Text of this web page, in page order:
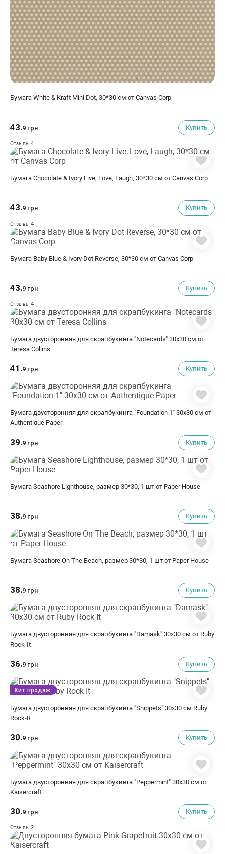
Бумага White & Kraft Mini Dot, 30*30 см от Canvas Corp
43.9 грн Купить
Отзывы 4
Бумага Chocolate & Ivory Live, Love, Laugh, 30*30 см от Canvas Corp
43.9 грн Купить
Отзывы 4
Бумага Baby Blue & Ivory Dot Reverse, 30*30 см от Canvas Corp
43.9 грн Купить
Отзывы 4
Бумага двусторонняя для скрапбукинга "Notecards" 30х30 см от
Teresa Collins
41.9 грн Купить
Бумага двусторонняя для скрапбукинга "Foundation 1" 30х30 см от
Authentique Paper
39.9 грн Купить
Бумага Seashore Lighthouse, размер 30*30, 1 шт от Paper House
38.9 грн Купить
Бумага Seashore On The Beach, размер 30*30, 1 шт от Paper House
38.9 грн Купить
Бумага двусторонняя для скрапбукинга "Damask" 30х30 см от Ruby
Rock-It
36.9 грн Купить
Бумага двусторонняя для скрапбукинга "Snippets" 30х30 см Ruby
Rock-It
30.9 грн Купить
Хит продаж
Бумага двусторонняя для скрапбукинга "Peppermint" 30х30 см от
Kaisercraft
30.9 грн Купить
Отзывы 2